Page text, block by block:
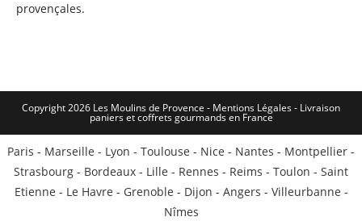
provençales.
Copyright 2026 Les Moulins de Provence - Mentions Légales - Livraison
paniers et coffrets gourmands en France
Paris - Marseille - Lyon - Toulouse - Nice - Nantes - Montpellier -
Strasbourg - Bordeaux - Lille - Rennes - Reims - Toulon - Saint
Etienne - Le Havre - Grenoble - Dijon - Angers - Villeurbanne -
Nîmes